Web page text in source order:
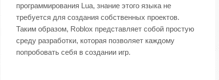
программирования Lua, знание этого языка не
требуется для создания собственных проектов.
Таким образом, Roblox представляет собой простую
среду разработки, которая позволяет каждому
попробовать себя в создании игр.